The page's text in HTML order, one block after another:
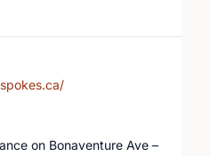
on Bonaventure Ave –